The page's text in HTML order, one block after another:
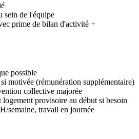
sein de l'équipe
prime de bilan d'activité +
possible
motivée (rémunération supplémentaire)
collective majorée
provisoire au début si besoin
semaine, travail en journée